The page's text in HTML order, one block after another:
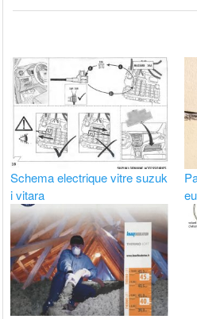
Schema electrique vitre suzuk
i vitara